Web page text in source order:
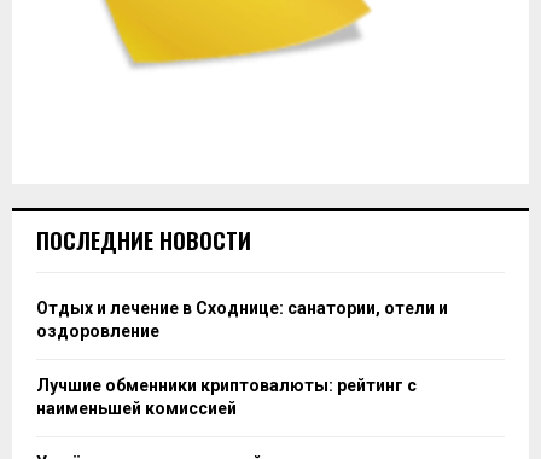
ПОСЛЕДНИЕ НОВОСТИ
Отдых и лечение в Сходнице: санатории, отели и
оздоровление
Лучшие обменники криптовалюты: рейтинг с
наименьшей комиссией